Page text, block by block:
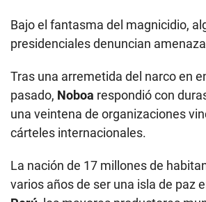
Bajo el fantasma del magnicidio,
presidenciales denuncian
Tras una arremetida del narco en
pasado, Noboa respondió con
una veintena de organizaciones
cárteles internacionales.
La nación de 17 millones de
varios años de ser una isla de paz